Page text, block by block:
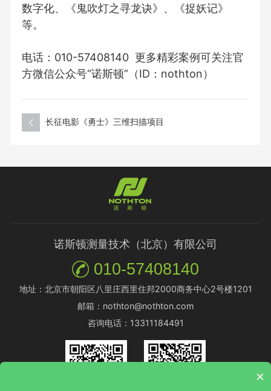
数字化、《鬼吹灯之寻龙诀》、《捉妖记》
等。
电话：010-57408140 更多精彩案例可关注官
方微信公众号“诺斯顿”（ID：nothton）
长征电影《勇士》三维扫描项目
诺斯顿测量技术（北京）有限公司
010-57408140
地址：北京市朝阳区八里庄西里住邦2000商务中心2号楼1201
邮箱：nothton@nothton.com
咨询电话：13311184491
×